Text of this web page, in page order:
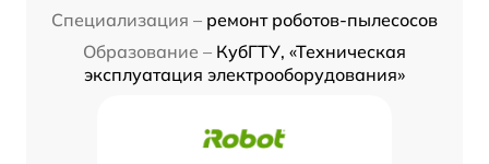
Специализация – ремонт роботов-пылесосов
Образование – КубГТУ, «Техническая
эксплуатация электрооборудования»